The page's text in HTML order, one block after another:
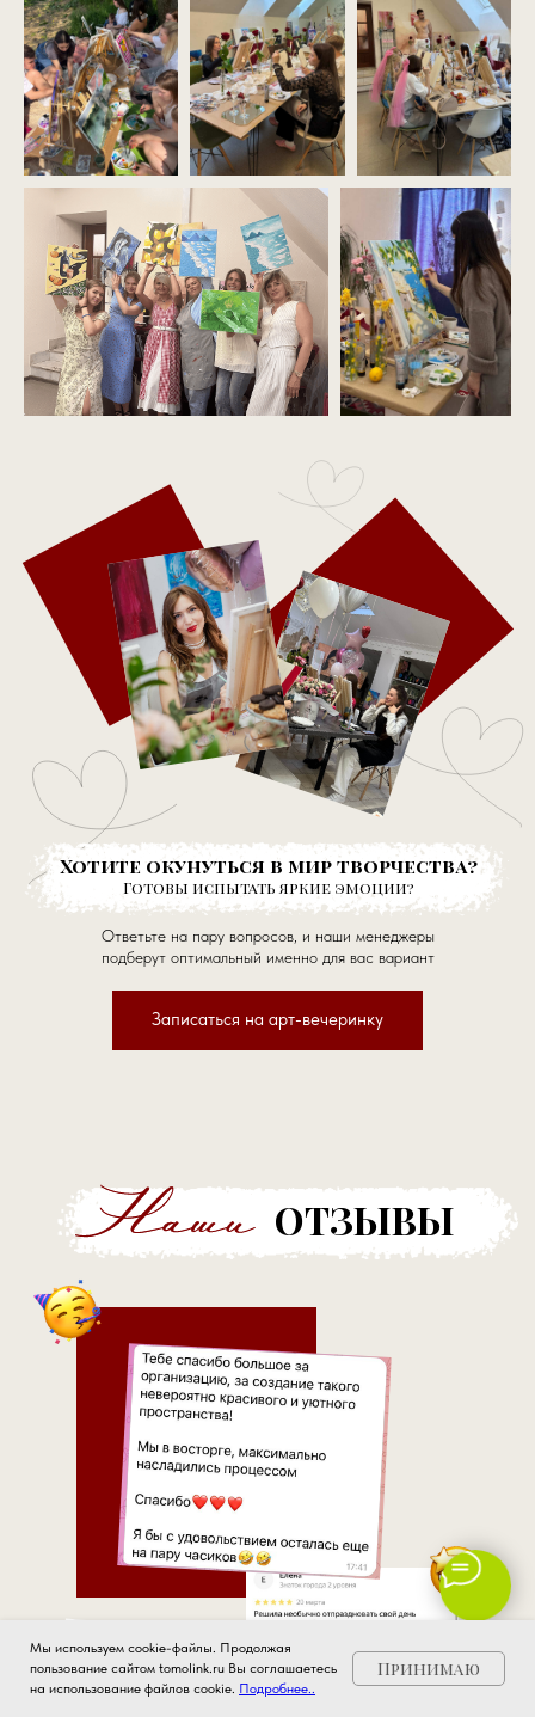
Хотите окунуться в мир творчества?
Ответьте на пару вопросов, и наши менеджеры
подберут оптимальный именно для вас вариант
Записаться на арт-вечеринку
Готовы испытать яркие эмоции?
ОТЗЫВЫ
Мы используем cookie-файлы. Продолжая
пользование сайтом tomolink.ru Вы соглашаетесь
на использование файлов cookie. Подробнее..
Принимаю